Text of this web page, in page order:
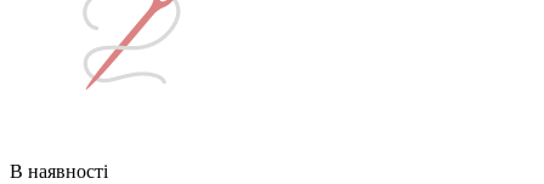
В наявності